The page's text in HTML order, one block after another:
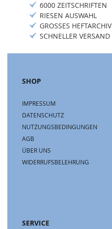
6000 ZEITSCHRIFTEN
RIESEN AUSWAHL
GROSSES HEFTARCHIV
SCHNELLER VERSAND
SHOP
IMPRESSUM
DATENSCHUTZ
NUTZUNGSBEDINGUNGEN
AGB
ÜBER UNS
WIDERRUFSBELEHRUNG
SERVICE